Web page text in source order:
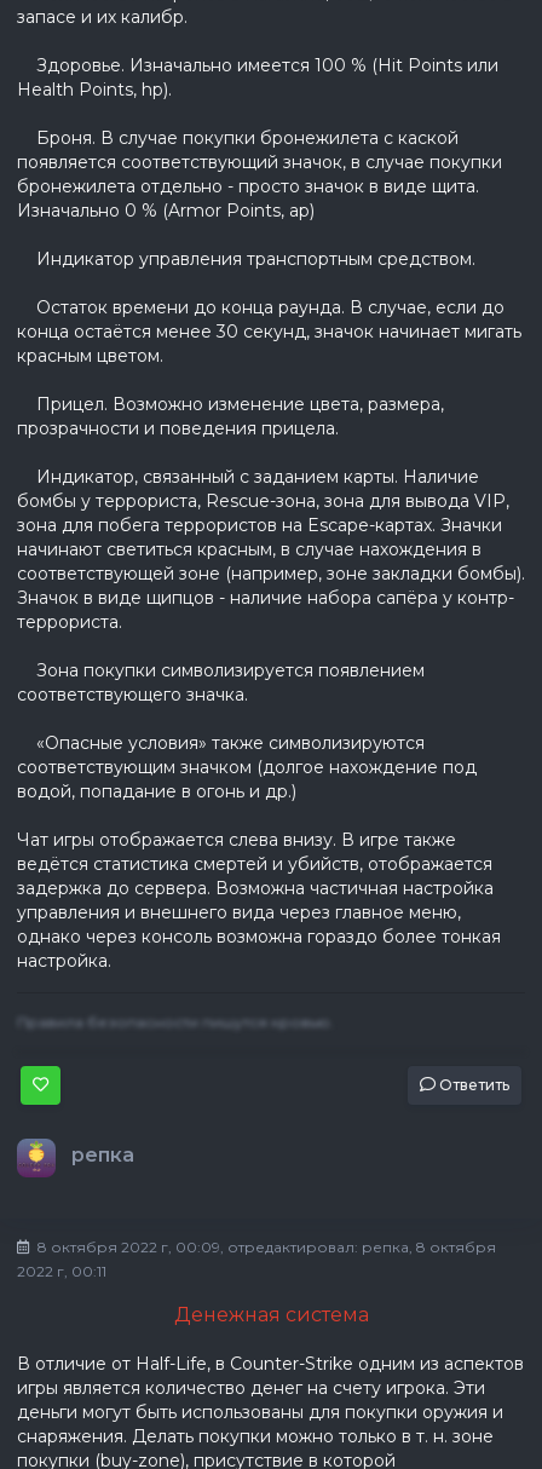
запасе и их калибр.
Здоровье. Изначально имеется 100 % (Hit Points или
Health Points, hp).
Броня. В случае покупки бронежилета с каской
появляется соответствующий значок, в случае покупки
бронежилета отдельно - просто значок в виде щита.
Изначально 0 % (Armor Points, ap)
Индикатор управления транспортным средством.
Остаток времени до конца раунда. В случае, если до
конца остаётся менее 30 секунд, значок начинает мигать
красным цветом.
Прицел. Возможно изменение цвета, размера,
прозрачности и поведения прицела.
Индикатор, связанный с заданием карты. Наличие
бомбы у террориста, Rescue-зона, зона для вывода VIP,
зона для побега террористов на Escape-картах. Значки
начинают светиться красным, в случае нахождения в
соответствующей зоне (например, зоне закладки бомбы).
Значок в виде щипцов - наличие набора сапёра у контр-
террориста.
Зона покупки символизируется появлением
соответствующего значка.
«Опасные условия» также символизируются
соответствующим значком (долгое нахождение под
водой, попадание в огонь и др.)
Чат игры отображается слева внизу. В игре также
ведётся статистика смертей и убийств, отображается
задержка до сервера. Возможна частичная настройка
управления и внешнего вида через главное меню,
однако через консоль возможна гораздо более тонкая
настройка.
Правила безопасности пишутся кровью.
Ответить
репка
8 октября 2022 г, 00:09, отредактировал: репка, 8 октября
2022 г, 00:11
Денежная система
В отличие от Half-Life, в Counter-Strike одним из аспектов
игры является количество денег на счету игрока. Эти
деньги могут быть использованы для покупки оружия и
снаряжения. Делать покупки можно только в т. н. зоне
покупки (buy-zone), присутствие в которой